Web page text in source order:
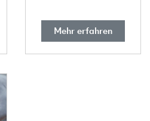
Mehr erfahren